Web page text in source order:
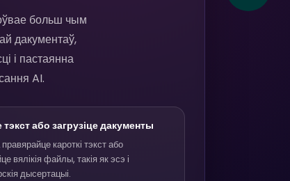
больш чым
дакументаў,
і пастаянна
AI.
тэкст або загрузіце дакументы
кароткі тэкст або
вялікія файлы, такія як эсэ і
дысертацыі.